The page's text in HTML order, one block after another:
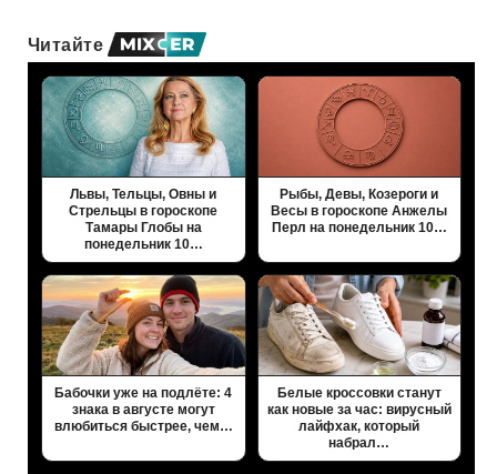
Читайте
Львы, Тельцы, Овны и
Стрельцы в гороскопе
Тамары Глобы на
понедельник 10…
Рыбы, Девы, Козероги и
Весы в гороскопе Анжелы
Перл на понедельник 10…
Бабочки уже на подлёте: 4
знака в августе могут
влюбиться быстрее, чем…
Белые кроссовки станут
как новые за час: вирусный
лайфхак, который
набрал…